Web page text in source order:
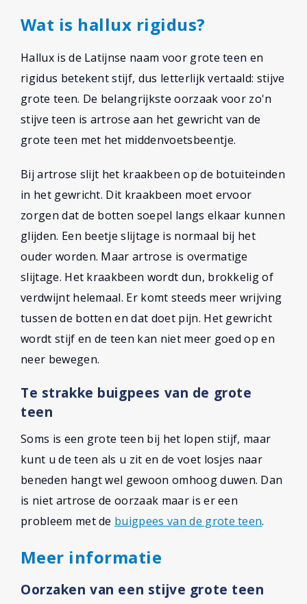
Wat is hallux rigidus?
Hallux is de Latijnse naam voor grote teen en
rigidus betekent stijf, dus letterlijk vertaald: stijve
grote teen. De belangrijkste oorzaak voor zo'n
stijve teen is artrose aan het gewricht van de
grote teen met het middenvoetsbeentje.
Bij artrose slijt het kraakbeen op de botuiteinden
in het gewricht. Dit kraakbeen moet ervoor
zorgen dat de botten soepel langs elkaar kunnen
glijden. Een beetje slijtage is normaal bij het
ouder worden. Maar artrose is overmatige
slijtage. Het kraakbeen wordt dun, brokkelig of
verdwijnt helemaal. Er komt steeds meer wrijving
tussen de botten en dat doet pijn. Het gewricht
wordt stijf en de teen kan niet meer goed op en
neer bewegen.
Te strakke buigpees van de grote
teen
Soms is een grote teen bij het lopen stijf, maar
kunt u de teen als u zit en de voet losjes naar
beneden hangt wel gewoon omhoog duwen. Dan
is niet artrose de oorzaak maar is er een
probleem met de buigpees van de grote teen.
Meer informatie
Oorzaken van een stijve grote teen